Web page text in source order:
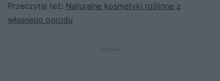
Przeczytaj też: Naturalne kosmetyki roślinne z
własnego ogrodu